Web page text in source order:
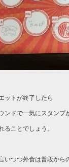
ットが終了したら
ンドで一気にスタンプ
ることでしょう。
いつつ外食は普段から